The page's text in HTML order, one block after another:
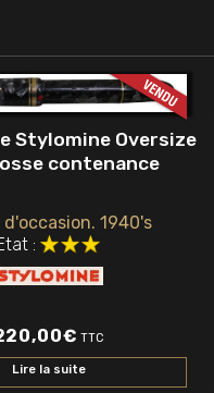
Stylomine Oversize
contenance
1940's
:
€ TTC
Lire la suite